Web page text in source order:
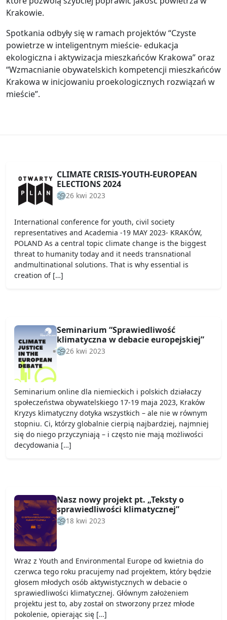
Krakowie.
Spotkania odbyły się w ramach projektów “Czyste
powietrze w inteligentnym mieście- edukacja
ekologiczna i aktywizacja mieszkańców Krakowa” oraz
“Wzmacnianie obywatelskich kompetencji mieszkańców
Krakowa w inicjowaniu proekologicznych rozwiązań w
mieście”.
CLIMATE CRISIS-YOUTH-EUROPEAN
ELECTIONS 2024
26 kwi 2023
International conference for youth, civil society
representatives and Academia -19 MAY 2023- KRAKÓW,
POLAND As a central topic climate change is the biggest
threat to humanity today and it needs transnational
andmultinational solutions. That is why essential is
creation of […]
Seminarium “Sprawiedliwość
klimatyczna w debacie europejskiej”
26 kwi 2023
Seminarium online dla niemieckich i polskich działaczy
społeczeństwa obywatelskiego 17-19 maja 2023, Kraków
Kryzys klimatyczny dotyka wszystkich – ale nie w równym
stopniu. Ci, którzy globalnie cierpią najbardziej, najmniej
się do niego przyczyniają – i często nie mają możliwości
decydowania […]
Nasz nowy projekt pt. „Teksty o
sprawiedliwości klimatycznej”
18 kwi 2023
Wraz z Youth and Environmental Europe od kwietnia do
czerwca tego roku pracujemy nad projektem, który będzie
głosem młodych osób aktywistycznych w debacie o
sprawiedliwości klimatycznej. Głównym założeniem
projektu jest to, aby został on stworzony przez młode
pokolenie, opierając się […]